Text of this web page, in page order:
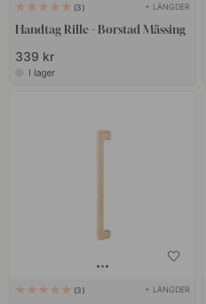
3 + LÄNGDER
Handtag Rille - Borstad Mässing
339 kr
I lager
3 + LÄNGDER